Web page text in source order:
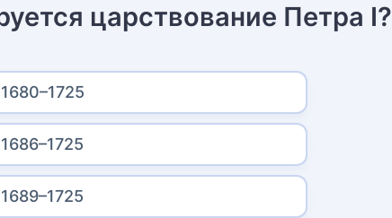
царствование Петра I?
1680–1725
1686–1725
1689–1725